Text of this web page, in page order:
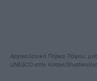
Αρχαιολογικό Πάρκο Πάφου,
UNESCO στην Κύπρο/